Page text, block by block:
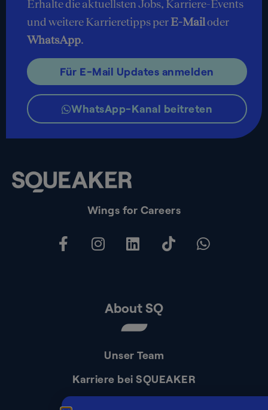
Wings for Careers
About SQ
Unser Team
Karriere bei SQUEAKER
Erhalte die aktuellsten Jobs, Karriere-Events
und weitere Karrieretipps perE-Mailoder
WhatsApp.
Für E-Mail Updates anmelden
WhatsApp-Kanal beitreten